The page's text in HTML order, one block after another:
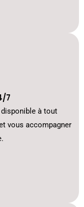
7
à tout
vous accompagner